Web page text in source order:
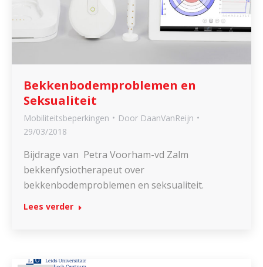
Bekkenbodemproblemen en
Seksualiteit
Mobiliteitsbeperkingen Door DaanVanReijn
29/03/2018
Bijdrage van Petra Voorham-vd Zalm
bekkenfysiotherapeut over
bekkenbodemproblemen en seksualiteit.
Lees verder